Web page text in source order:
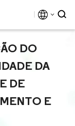
DO
DA
DE
E